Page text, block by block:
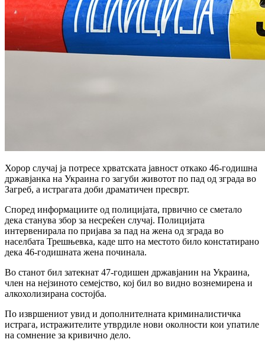
Хорор случај ја потресе хрватската јавност откако 46-годишна
државјанка на Украина го загуби животот по пад од зграда во
Загреб, а истрагата доби драматичен пресврт.
Според информациите од полицијата, првично се сметало
дека станува збор за несреќен случај. Полицијата
интервенирала по пријава за пад на жена од зграда во
населбата Трешњевка, каде што на местото било констатирано
дека 46-годишната жена починала.
Во станот бил затекнат 47-годишен државјанин на Украина,
член на нејзиното семејство, кој бил во видно вознемирена и
алкохолизирана состојба.
По извршениот увид и дополнителната криминалистичка
истрага, истражителите утврдиле нови околности кои упатиле
на сомнение за кривично дело.